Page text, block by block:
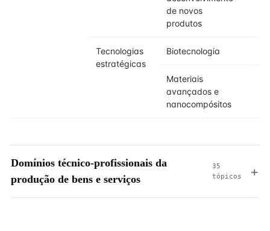
de novos
produtos
Tecnologias
estratégicas
Biotecnologia
Materiais
avançados e
nanocompósitos
Domínios técnico-profissionais da
produção de bens e serviços
35
tópicos